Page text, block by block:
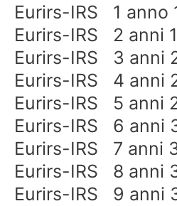
Eurirs-IRS 1 anno
Eurirs-IRS 2 anni
Eurirs-IRS 3 anni
Eurirs-IRS 4 anni
Eurirs-IRS 5 anni
Eurirs-IRS 6 anni
Eurirs-IRS 7 anni
Eurirs-IRS 8 anni
Eurirs-IRS 9 anni